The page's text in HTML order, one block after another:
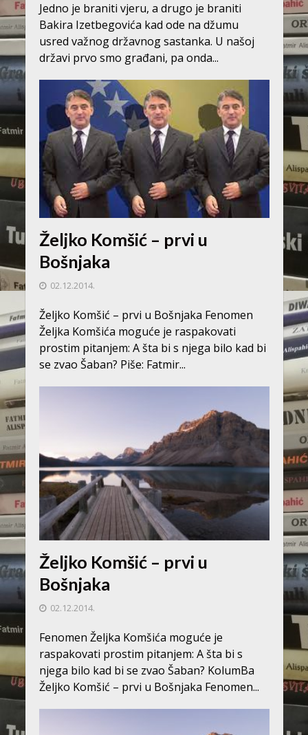
Jedno je braniti vjeru, a drugo je braniti
Bakira Izetbegovića kad ode na džumu
usred važnog državnog sastanka. U našoj
državi prvo smo građani, pa onda...
Željko Komšić – prvi u
Bošnjaka
02.12.2014.
Željko Komšić – prvi u Bošnjaka Fenomen
Željka Komšića moguće je raspakovati
prostim pitanjem: A šta bi s njega bilo kad bi
se zvao Šaban? Piše: Fatmir...
Željko Komšić – prvi u
Bošnjaka
02.12.2014.
Fenomen Željka Komšića moguće je
raspakovati prostim pitanjem: A šta bi s
njega bilo kad bi se zvao Šaban? KolumBa
Željko Komšić – prvi u Bošnjaka Fenomen...